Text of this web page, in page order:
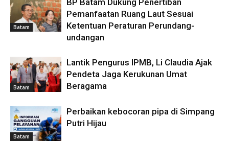
Batam
BP Batam Dukung Penertiban
Pemanfaatan Ruang Laut Sesuai
Ketentuan Peraturan Perundang-
undangan
Batam
Lantik Pengurus IPMB, Li Claudia Ajak
Pendeta Jaga Kerukunan Umat
Beragama
Batam
Perbaikan kebocoran pipa di Simpang
Putri Hijau